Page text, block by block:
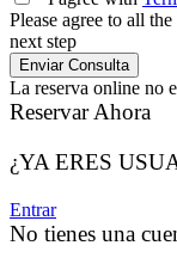
Please agree to all
next step
La reserva online no
Reservar Ahora
¿YA ERES
Entrar
No tienes una